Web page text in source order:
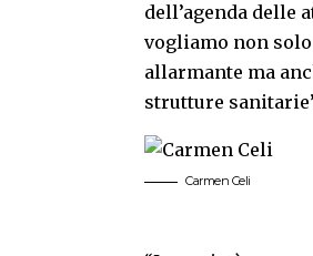
dell’agenda delle
vogliamo non
allarmante ma
strutture
Carmen Celi